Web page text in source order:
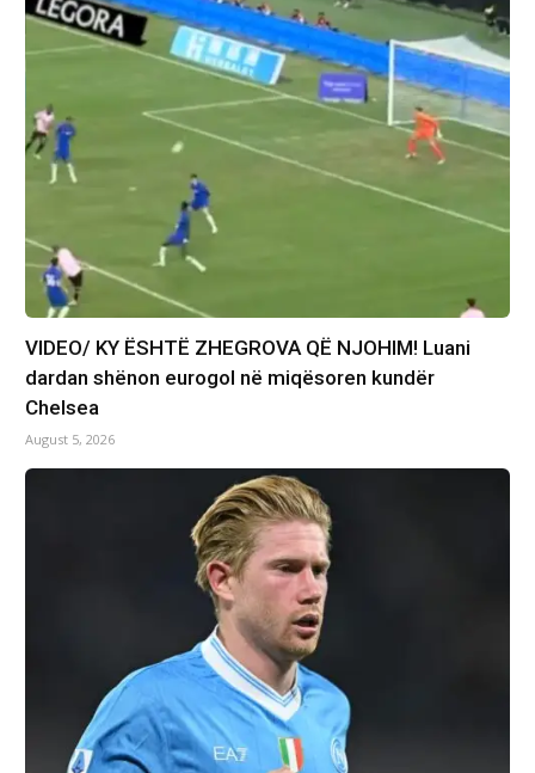
VIDEO/ KY ËSHTË ZHEGROVA QË NJOHIM! Luani
dardan shënon eurogol në miqësoren kundër
Chelsea
August 5, 2026